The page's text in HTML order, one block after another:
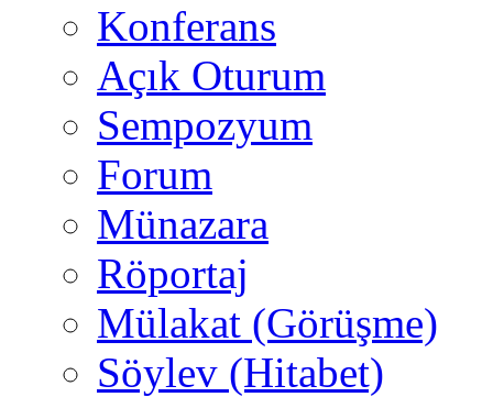
Konferans
Açık Oturum
Sempozyum
Forum
Münazara
Röportaj
Mülakat (Görüşme)
Söylev (Hitabet)